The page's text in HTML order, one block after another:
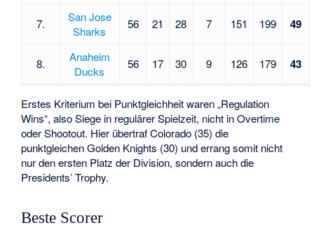
7.
San Jose
Sharks
56 21 28 7 151 199 49
8.
Anaheim
Ducks
56 17 30 9 126 179 43
Erstes Kriterium bei Punktgleichheit waren „Regulation
Wins“, also Siege in regulärer Spielzeit, nicht in Overtime
oder Shootout. Hier übertraf Colorado (35) die
punktgleichen Golden Knights (30) und errang somit nicht
nur den ersten Platz der Division, sondern auch die
Presidents’ Trophy.
Beste Scorer